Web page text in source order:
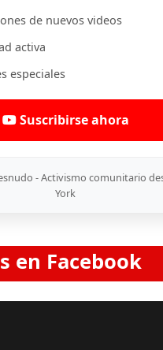
de nuevos videos
activa
especiales
Suscribirse ahora
- Activismo comunitario
York
en Facebook